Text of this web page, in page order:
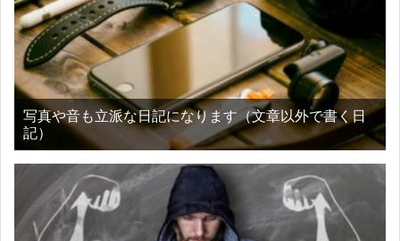
写真や音も立派な日記になります（文章以外で書く日
記）